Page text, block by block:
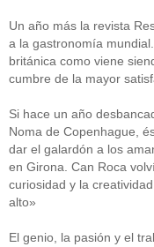
Un año más la revista
a la gastronomía
británica como viene
cumbre de la mayor
Si hace un año
Noma de Copenhague,
dar el galardón a los
en Girona. Can Roca
curiosidad y la
alto»
El genio, la pasión y el